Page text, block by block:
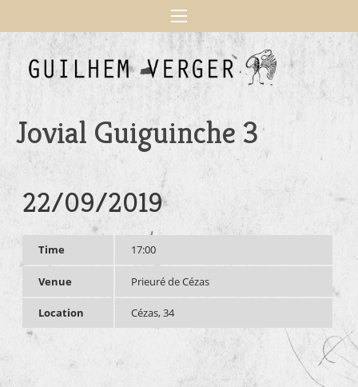
Jovial Guiguinche 3
22/09/2019
Time 17:00
Venue Prieuré de Cézas
Location Cézas, 34